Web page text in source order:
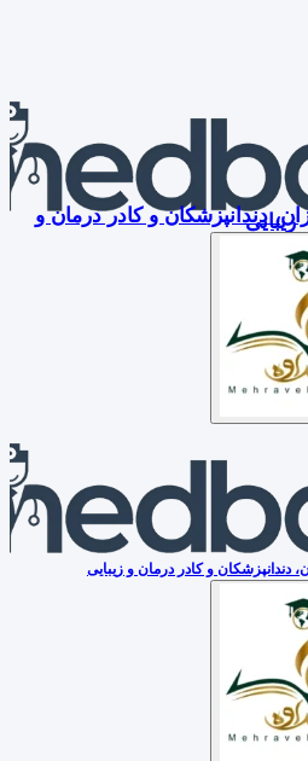
دندانپزشکان و کادر درمان وزیبایی
دندانپزشکان و کادر درمان و زیبایی